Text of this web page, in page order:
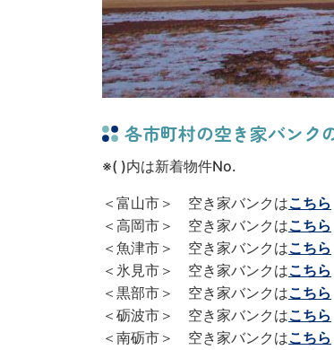
各市町村の空き家バンク
※( )内は新着物件No.
＜富山市＞ 空き家バンクはこちら
＜高岡市＞ 空き家バンクはこちら
＜魚津市＞ 空き家バンクはこちら
＜氷見市＞ 空き家バンクはこちら
＜黒部市＞ 空き家バンクはこちら
＜砺波市＞ 空き家バンクはこちら
＜南砺市＞ 空き家バンクはこちら